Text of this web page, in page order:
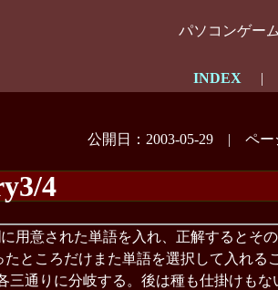
パソコンゲー
INDEX |
公開日：2003-05-29 | ペー
4
用意された単語を入れ、正解するとそ
ところだけまた単語を選択して入れる
三通りに分岐する。後は種も仕掛けもな